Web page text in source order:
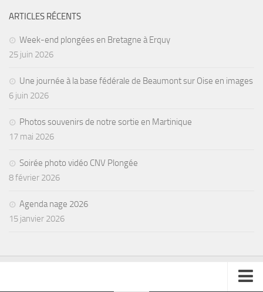
Agenda
Résultats Compétitions
Section Matériel
ARTICLES RÉCENTS
Week-end plongées en Bretagne à Erquy
25 juin 2026
Une journée à la base fédérale de Beaumont sur Oise en images
6 juin 2026
Photos souvenirs de notre sortie en Martinique
17 mai 2026
Soirée photo vidéo CNV Plongée
8 février 2026
Agenda nage 2026
15 janvier 2026